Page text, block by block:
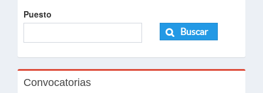
Puesto
Buscar
Convocatorias